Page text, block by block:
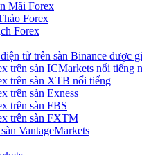
Mãi Forex
Forex
Forex
tử trên sàn Binance được
trên sàn ICMarkets nổi tiếng
trên sàn XTB nổi tiếng
trên sàn Exness
trên sàn FBS
trên sàn FXTM
VantageMarkets